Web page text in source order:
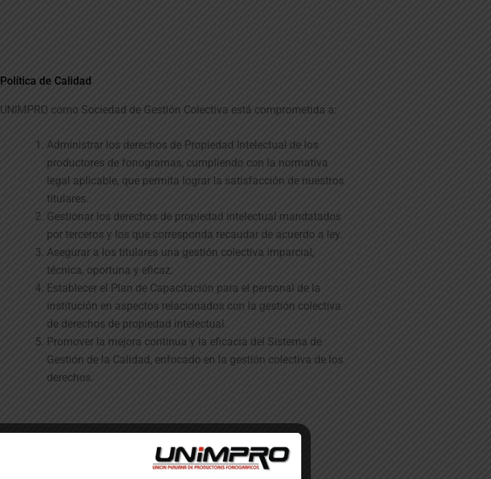
Política de Calidad
UNIMPRO como Sociedad de Gestión Colectiva está comprometida a:
Administrar los derechos de Propiedad Intelectual de los
productores de fonogramas, cumpliendo con la normativa
legal aplicable, que permita lograr la satisfacción de nuestros
titulares.
Gestionar los derechos de propiedad intelectual mandatados
por terceros y los que corresponda recaudar de acuerdo a ley.
Asegurar a los titulares una gestión colectiva imparcial,
técnica, oportuna y eficaz.
Establecer el Plan de Capacitación para el personal de la
institución en aspectos relacionados con la gestión colectiva
de derechos de propiedad intelectual.
Promover la mejora continua y la eficacia del Sistema de
Gestión de la Calidad, enfocado en la gestión colectiva de los
derechos.